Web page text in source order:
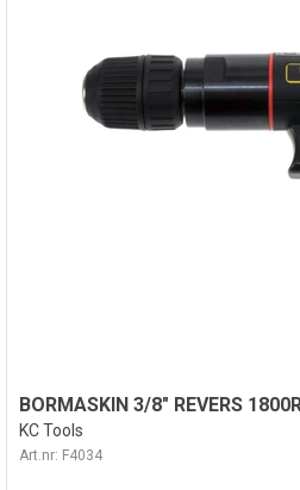
BORMASKIN 3/8" REVERS
KC Tools
Art.nr: F4034